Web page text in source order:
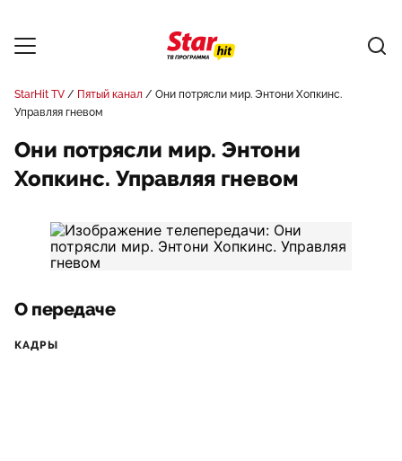
StarHit TV Пятый канал
Они потрясли мир. Энтони Хопкинс.
Управляя гневом
Они потрясли мир. Энтони
Хопкинс. Управляя гневом
О передаче
КАДРЫ